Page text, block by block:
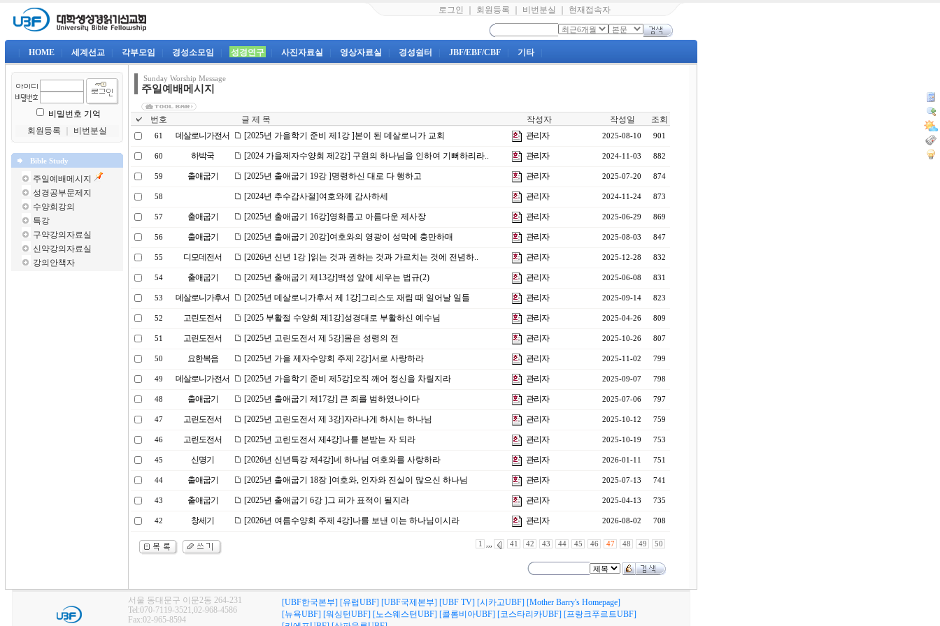
로그인 회원등록 비번분실 현재접속자
HOME 세계선교 각부모임 경성소모임 성경연구 사진자료실 영상자료실 경성쉼터 JBF/EBF/CBF 기타
비밀번호 기억
회원등록
비번분실
Bible Study
주일예배메시지
성경공부문제지
수양회강의
특강
구약강의자료실
신약강의자료실
강의안책자
Sunday Worship Message
주일예배메시지
번호 글 제 목 작성자 작성일 조회
61 데살로니가전서 [2025년 가을학기 준비 제1강 ]본이 된 데살로니가 교회 관리자 2025-08-10 901
60 하박국 [2024 가을제자수양회 제2강] 구원의 하나님을 인하여 기뻐하리라.. 관리자 2024-11-03 882
59 출애굽기 [2025년 출애굽기 19강 ]명령하신 대로 다 행하고 관리자 2025-07-20 874
58 [2024년 추수감사절]여호와께 감사하세 관리자 2024-11-24 873
57 출애굽기 [2025년 출애굽기 16강]영화롭고 아름다운 제사장 관리자 2025-06-29 869
56 출애굽기 [2025년 출애굽기 20강]여호와의 영광이 성막에 충만하매 관리자 2025-08-03 847
55 디모데전서 [2026년 신년 1강 ]읽는 것과 권하는 것과 가르치는 것에 전념하.. 관리자 2025-12-28 832
54 출애굽기 [2025년 출애굽기 제13강]백성 앞에 세우는 법규(2) 관리자 2025-06-08 831
53 데살로니가후서 [2025년 데살로니가후서 제 1강]그리스도 재림 때 일어날 일들 관리자 2025-09-14 823
52 고린도전서 [2025 부활절 수양회 제1강]성경대로 부활하신 예수님 관리자 2025-04-26 809
51 고린도전서 [2025년 고린도전서 제 5강]몸은 성령의 전 관리자 2025-10-26 807
50 요한복음 [2025년 가을 제자수양회 주제 2강]서로 사랑하라 관리자 2025-11-02 799
49 데살로니가전서 [2025년 가을학기 준비 제5강]오직 깨어 정신을 차릴지라 관리자 2025-09-07 798
48 출애굽기 [2025년 출애굽기 제17강] 큰 죄를 범하였나이다 관리자 2025-07-06 797
47 고린도전서 [2025년 고린도전서 제 3강]자라나게 하시는 하나님 관리자 2025-10-12 759
46 고린도전서 [2025년 고린도전서 제4강]나를 본받는 자 되라 관리자 2025-10-19 753
45 신명기 [2026년 신년특강 제4강]네 하나님 여호와를 사랑하라 관리자 2026-01-11 751
44 출애굽기 [2025년 출애굽기 18장 ]여호와, 인자와 진실이 많으신 하나님 관리자 2025-07-13 741
43 출애굽기 [2025년 출애굽기 6강 ]그 피가 표적이 될지라 관리자 2025-04-13 735
42 창세기 [2026년 여름수양회 주제 4강]나를 보낸 이는 하나님이시라 관리자 2026-08-02 708
1 ,,, 41 42 43 44 45 46 47 48 49 50
서울 동대문구 이문2동 264-231
Tel:070-7119-3521,02-968-4586
Fax:02-965-8594
[UBF한국본부] [유럽UBF] [UBF국제본부] [UBF TV] [시카고UBF] [Mother Barry's Homepage]
[뉴욕UBF] [워싱턴UBF] [노스웨스턴UBF] [콜롬비아UBF] [코스타리카UBF] [프랑크푸르트UBF]